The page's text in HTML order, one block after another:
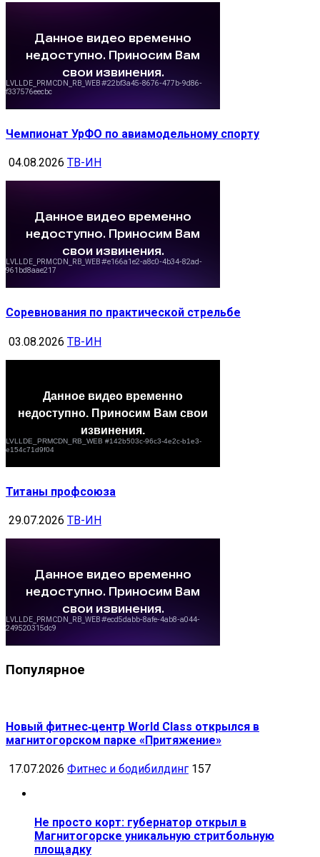
Чемпионат УрФО по авиамодельному спорту
04.08.2026 ТВ-ИН
Соревнования по практической стрельбе
03.08.2026 ТВ-ИН
Титаны профсоюза
29.07.2026 ТВ-ИН
Популярное
Новый фитнес‑центр World Class открылся в
магнитогорском парке «Притяжение»
17.07.2026 Фитнес и бодибилдинг 157
Не просто корт: губернатор открыл в
Магнитогорске уникальную стритбольную
площадку